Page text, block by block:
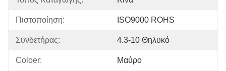
Πιστοποίηση: ISO9000 ROHS
Συνδετήρας: 4.3-10 Θηλυκό
Coloer: Μαύρο